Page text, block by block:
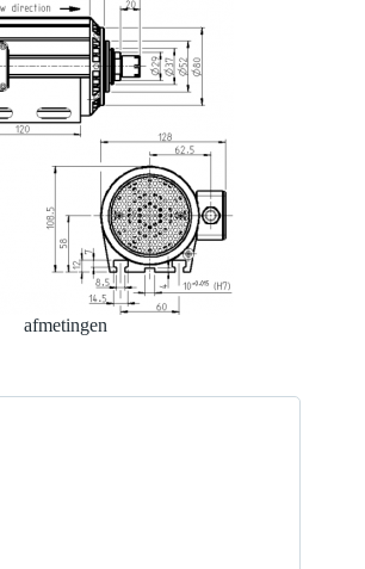
afmetingen